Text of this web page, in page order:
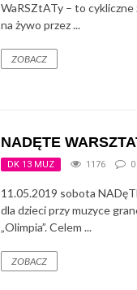
WaRSZtATy – to cykliczne
na żywo przez ...
ZOBACZ
NADĘTE
DK 13 MUZ 1176 0
11.05.2019 sobota
dla dzieci przy muzyce
„Olimpia”. Celem ...
ZOBACZ